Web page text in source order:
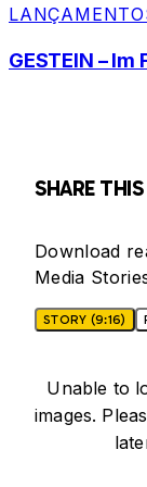
GESTEIN – Im
SHARE
Download
Media
STORY (9:16)
Unable to
images.